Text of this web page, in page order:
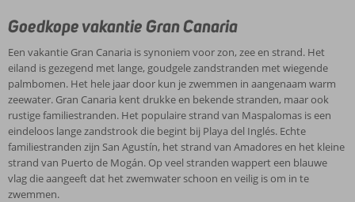
Goedkope vakantie Gran Canaria
Een vakantie Gran Canaria is synoniem voor zon, zee en strand. Het
eiland is gezegend met lange, goudgele zandstranden met wiegende
palmbomen. Het hele jaar door kun je zwemmen in aangenaam warm
zeewater. Gran Canaria kent drukke en bekende stranden, maar ook
rustige familiestranden. Het populaire strand van Maspalomas is een
eindeloos lange zandstrook die begint bij Playa del Inglés. Echte
familiestranden zijn San Agustín, het strand van Amadores en het kleine
strand van Puerto de Mogán. Op veel stranden wappert een blauwe
vlag die aangeeft dat het zwemwater schoon en veilig is om in te
zwemmen.